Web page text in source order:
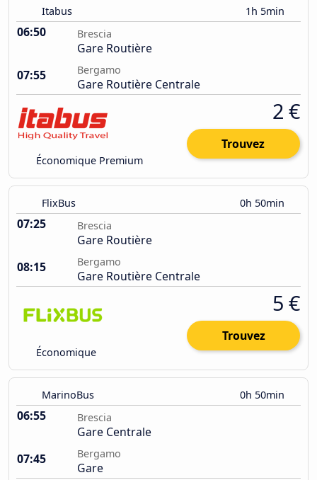
Itabus 1h 5min
06:50 Brescia
Gare Routière
07:55
Bergamo
Gare Routière Centrale
Économique Premium
2 €
Trouvez
FlixBus 0h 50min
07:25 Brescia
Gare Routière
08:15
Bergamo
Gare Routière Centrale
Économique
5 €
Trouvez
MarinoBus 0h 50min
06:55 Brescia
Gare Centrale
07:45
Bergamo
Gare